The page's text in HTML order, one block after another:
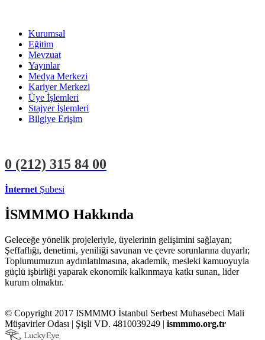
Kurumsal
Eğitim
Mevzuat
Yayınlar
Medya Merkezi
Kariyer Merkezi
Üye İşlemleri
Stajyer İşlemleri
Bilgiye Erişim
0 (212) 315 84 00
İnternet Şubesi
İSMMMO Hakkında
Geleceğe yönelik projeleriyle, üyelerinin gelişimini sağlayan;
Şeffaflığı, denetimi, yeniliği savunan ve çevre sorunlarına duyarlı;
Toplumumuzun aydınlatılmasına, akademik, mesleki kamuoyuyla
güçlü işbirliği yaparak ekonomik kalkınmaya katkı sunan, lider
kurum olmaktır.
© Copyright 2017 ISMMMO İstanbul Serbest Muhasebeci Mali
Müşavirler Odası | Şişli VD. 4810039249 | ismmmo.org.tr